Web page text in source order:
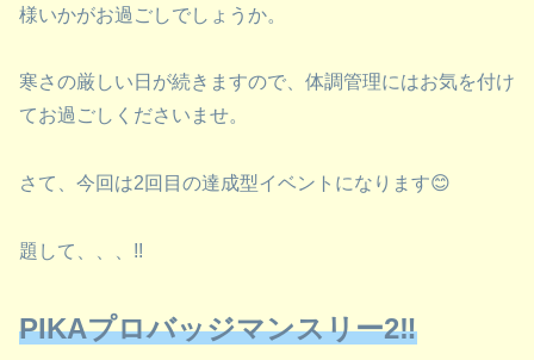
様いかがお過ごしでしょうか。
寒さの厳しい日が続きますので、体調管理にはお気を付け
てお過ごしくださいませ。
さて、今回は2回目の達成型イベントになります😊
題して、、、!!
PIKAプロバッジマンスリー2‼